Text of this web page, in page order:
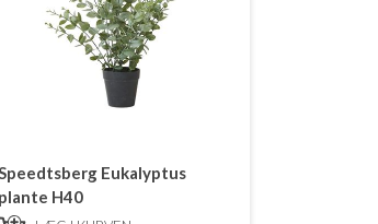
Eukalyptus
plante H40